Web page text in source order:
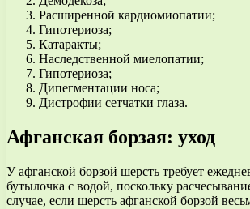
Расширенной кардиомиопатии;
Гипотериоза;
Катаракты;
Наследственной миелопатии;
Гипотериоза;
Дипегментации носа;
Дистрофии сетчатки глаза.
Афганская борзая: уход
У афганской борзой шерсть требует
бутылочка с водой, поскольку
случае, если шерсть афганской борзой